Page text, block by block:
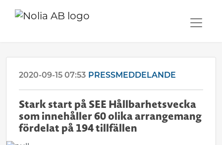
2020-09-15 07:53 PRESSMEDDELANDE
Stark start på SEE Hållbarhetsvecka
som innehåller 60 olika arrangemang
fördelat på 194 tillfällen